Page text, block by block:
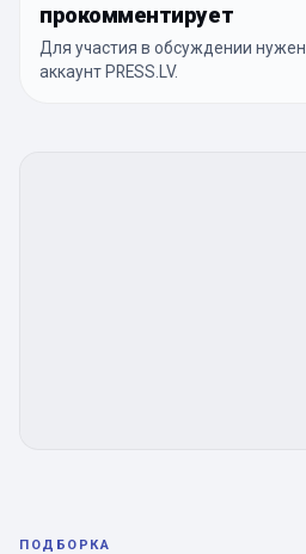
прокомментирует
Для участия в обсуждении нужен
аккаунт PRESS.LV.
ПОДБОРКА